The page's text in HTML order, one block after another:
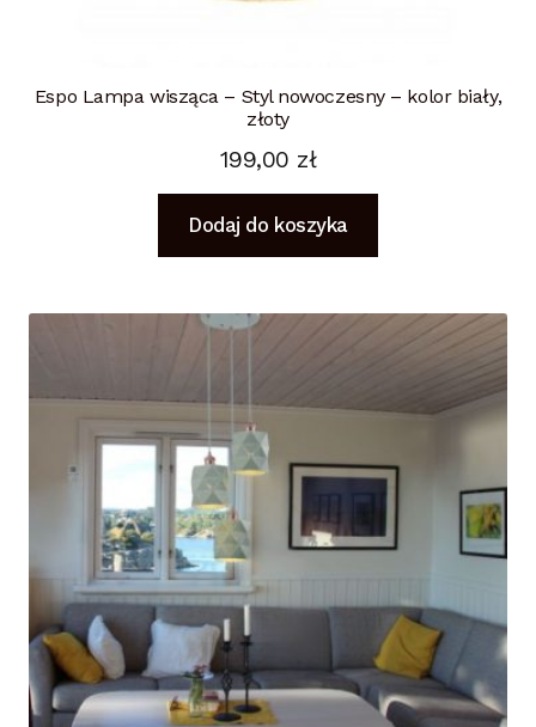
Espo Lampa wisząca – Styl nowoczesny – kolor biały,
złoty
199,00 zł
Dodaj do koszyka